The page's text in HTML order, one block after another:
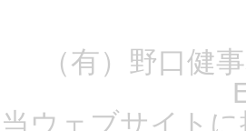
（有）野口健
当ウェブサイト